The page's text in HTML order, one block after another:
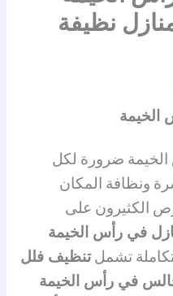
نظيفة
الخيمة
ضرورة لكل
ونظافة المكان
الكثيرون على
في رأس الخيمة
تشملتنظيف فلل
في رأس الخيمة